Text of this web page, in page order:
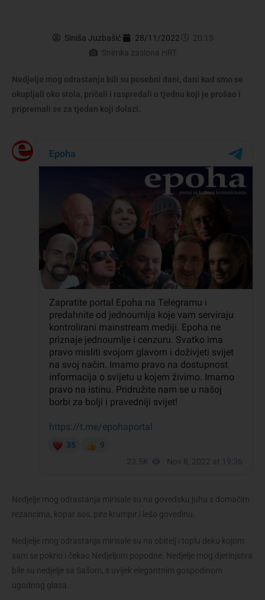
Siniša Juzbašić 28/11/2022
20:15
Snimka zaslona HRT
Nedjelje mog odrastanja bili su posebni dani, dani kad smo se
okupljali oko stola, pričali i raspredali o tjednu koji je prošao i
pripremali se za tjedan koji dolazi.
Nedjelje mog odrastanja mirisale su na govedsku juhu s domaćim
rezancima, kopar sos, pire krumpir i lešo govedinu.
Nedjelje mog odrastanja mirisale su na obitelj i toplu deku kojom
sam se pokrio i čekao Nedjeljom popodne. Nedjelje mog djetinjstva
bile su nedjelje sa Sašom, s uvijek elegantnim gospodinom
ugodnog glasa.